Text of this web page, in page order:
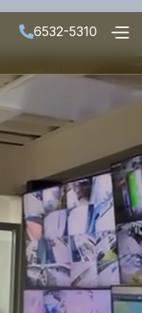
6532-5310